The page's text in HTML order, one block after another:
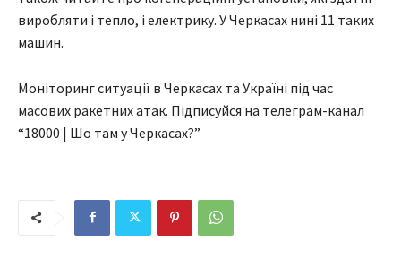
виробляти і тепло, і електрику. У Черкасах нині 11 таких
машин.
Моніторинг ситуації в Черкасах та Україні під час
масових ракетних атак. Підписуйся на телеграм-канал
“18000 | Шо там у Черкасах?”